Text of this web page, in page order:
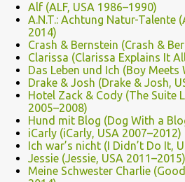
Alf (ALF, USA 1986–1990)
A.N.T.: Achtung Natur-Talente
2014)
Crash & Bernstein (Crash &
Clarissa (Clarissa Explains It
Das Leben und Ich (Boy
Drake & Josh (Drake & Josh,
Hotel Zack & Cody (The Suite
2005–2008)
Hund mit Blog (Dog With a
iCarly (iCarly, USA 2007–2012)
Ich war’s nicht (I Didn’t Do It,
Jessie (Jessie, USA 2011–2015)
Meine Schwester Charlie